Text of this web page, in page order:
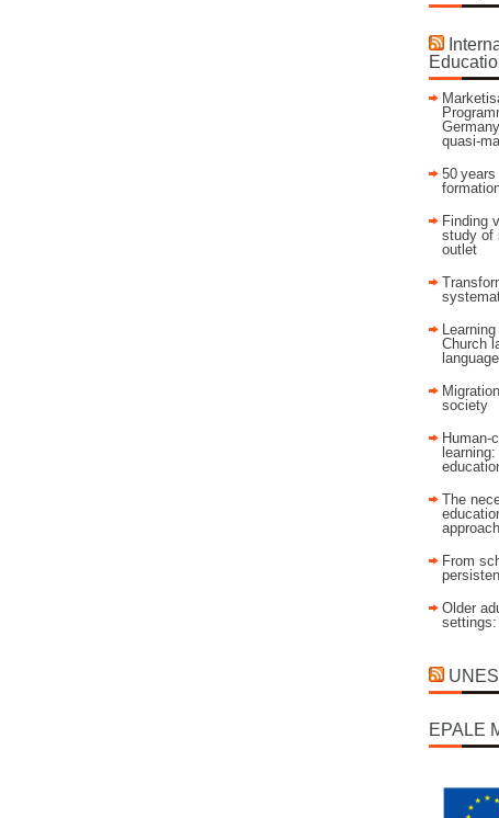
quasi-
50
Finding
study of
outlet
Church
society
Human-
The
approach
From
Older
EPALE